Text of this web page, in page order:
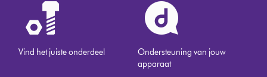
Vind het juiste onderdeel
Ondersteuning van jouw
apparaat